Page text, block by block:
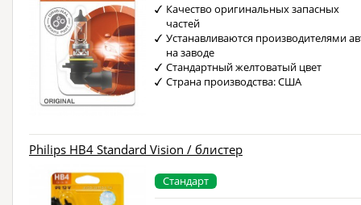
Качество оригинальных запасных
частей
Устанавливаются производителями
на заводе
Стандартный желтоватый цвет
Страна производства: США
Philips HB4 Standard Vision / блистер
Стандарт